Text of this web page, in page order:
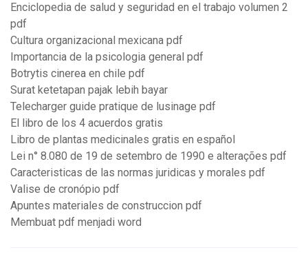
Enciclopedia de salud y seguridad en el trabajo volumen 2
pdf
Cultura organizacional mexicana pdf
Importancia de la psicologia general pdf
Botrytis cinerea en chile pdf
Surat ketetapan pajak lebih bayar
Telecharger guide pratique de lusinage pdf
El libro de los 4 acuerdos gratis
Libro de plantas medicinales gratis en español
Lei n° 8.080 de 19 de setembro de 1990 e alterações pdf
Caracteristicas de las normas juridicas y morales pdf
Valise de cronópio pdf
Apuntes materiales de construccion pdf
Membuat pdf menjadi word